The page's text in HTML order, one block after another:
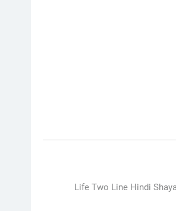
Life Two Line Hindi